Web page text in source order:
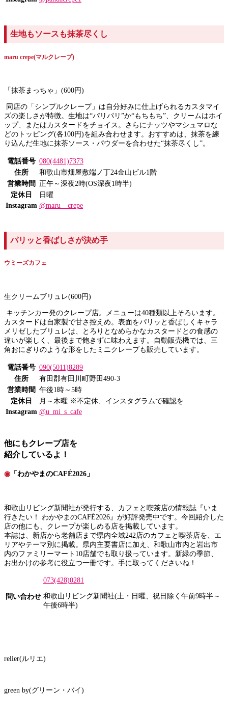
生地もソースも抹茶尽くし
maru crepe(マルクレープ)
「抹茶まっちゃ」(600円)
同店の「シンプルクレープ」は自分好みに仕上げられるカスタマイ
ズの楽しさが特徴。生地は“パリパリ”か“もちもち”、クリームはホイ
ップ、またはカスタードをチョイス。さらにナッツやマシュマロな
どのトッピング(各100円)を組み合わせます。おすすめは、抹茶を練
り込んだ生地に抹茶ソース・パウダーを合わせた“抹茶尽くし”。
電話番号 080(4481)7373
住所
和歌山市畑屋敷端ノ丁24金山ビル1階
営業時間
正午～深夜2時(OS深夜1時半)
定休日
日曜
Instagram @maru__crepe
パリッと香ばしさが決め手
ウミーズカフェ
生クリームブリュレ(600円)
キッチンカー発のクレープ店。メニューは40種類以上そろいます。
カスタードは自家製で甘さ控えめ。表面をパリッと香ばしくキャラ
メリゼしたブリュレは、とろりとなめらかなカスタードとの食感の
違いが楽しく、最後まで飽きずに味わえます。自動販売機では、三
角おにぎりのような形をしたミニクレープも販売しています。
電話番号 090(5011)8289
住所
有田郡有田川町野田490-3
営業時間 午後1時～5時
定休日
月～木曜 ※不定休、インスタグラムで確認を
Instagram @u_mi_s_cafe
他にもクレープ店を
紹介しているよ！
◉ 「わかやまのCAFÉ2026」
和歌山リビング新聞社が発行する、カフェと喫茶店の情報誌『いま
行きたい！ わかやまのCAFÉ2026』が好評発売中です。今回紹介した
店の他にも、クレープが楽しめる店を掲載しています。
本誌は、新店から老舗店まで県内全域242店のカフェと喫茶店を、エ
リアやテーマ別に掲載。県内主要書店に加え、和歌山市内と岩出市
内のファミリーマート10店舗でも取り扱っています。新緑の季節、
お出かけの参考に役立つ一冊です。手に取ってくださいね！
問い合わせ
073(428)0281
和歌山リビング新聞社(土・日曜、祝日除く午前9時半～
午後6時半)
relier(ルリエ)
green by(グリーン・バイ)